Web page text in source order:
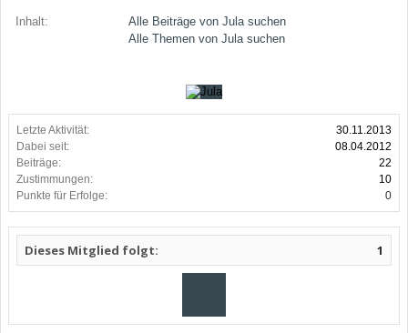
Letzte Aktivität:
30.11.2013
Dabei seit:
08.04.2012
Beiträge:
22
Zustimmungen:
10
Punkte für Erfolge:
0
Dieses Mitglied folgt: 1
Inhalt:
Alle Beiträge von Jula suchen
Alle Themen von Jula suchen